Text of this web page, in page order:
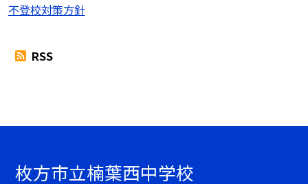
不登校対策方針
RSS
枚方市立楠葉西中学校